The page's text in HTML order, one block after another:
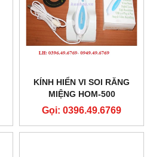
KÍNH HIỂN VI SOI RĂNG
MIỆNG HOM-500
Gọi: 0396.49.6769